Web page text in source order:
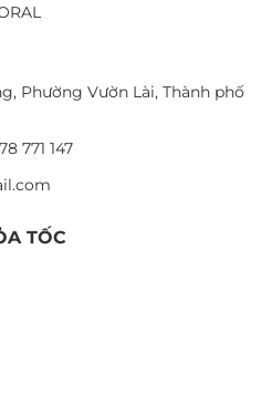
Phường Vườn Lài, Thành phố
771 147
TỐC